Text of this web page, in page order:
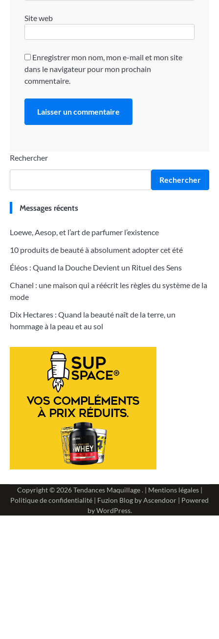
Site web
Enregistrer mon nom, mon e-mail et mon site
dans le navigateur pour mon prochain
commentaire.
Rechercher
Rechercher
Messages récents
Loewe, Aesop, et l’art de parfumer l’existence
10 produits de beauté à absolument adopter cet été
Éléos : Quand la Douche Devient un Rituel des Sens
Chanel : une maison qui a réécrit les règles du système de la
mode
Dix Hectares : Quand la beauté naît de la terre, un
hommage à la peau et au sol
Copyright © 2026Tendances Maquillage. | Mentions légales|
Politique de confidentialité | Fuzion Blog byAscendoor | Powered
byWordPress.